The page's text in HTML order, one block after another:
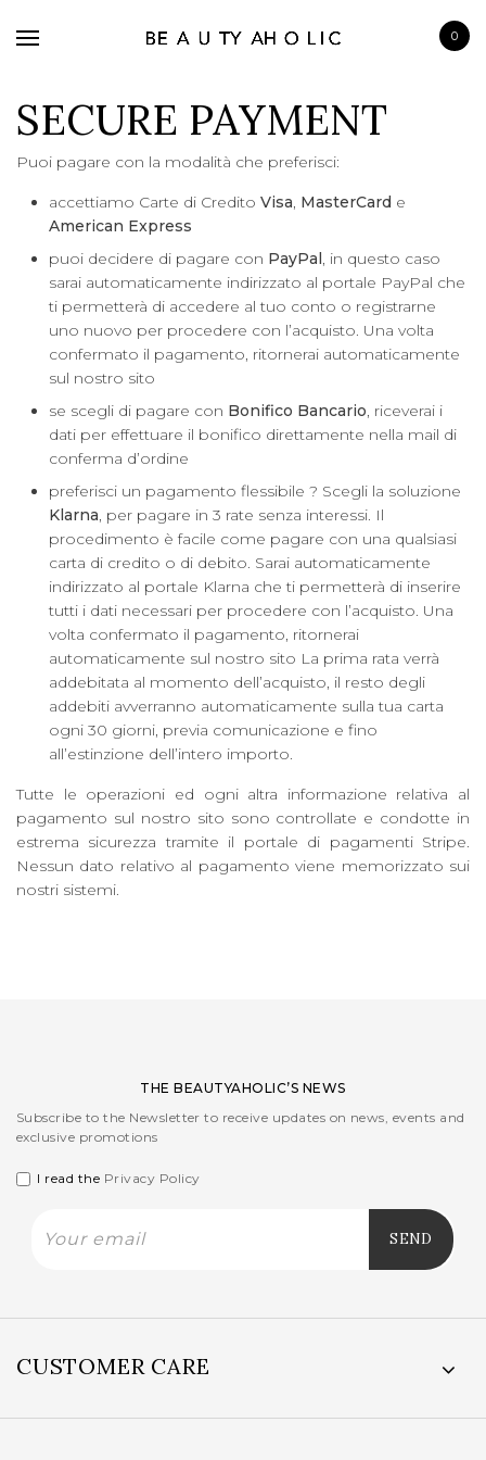
0
BRANDS
SKINCARE
MAKE UP
BATH & BODY
HAIRCARE
FRAGRANCE
LOGIN
ENG
SECURE PAYMENT
Puoi pagare con la modalità che preferisci:
accettiamo Carte di Credito Visa, MasterCard e
American Express
puoi decidere di pagare con PayPal, in questo caso
sarai automaticamente indirizzato al portale PayPal che
ti permetterà di accedere al tuo conto o registrarne
uno nuovo per procedere con l’acquisto. Una volta
confermato il pagamento, ritornerai automaticamente
sul nostro sito
se scegli di pagare con Bonifico Bancario, riceverai i
dati per effettuare il bonifico direttamente nella mail di
conferma d’ordine
preferisci un pagamento flessibile ? Scegli la soluzione
Klarna, per pagare in 3 rate senza interessi. Il
procedimento è facile come pagare con una qualsiasi
carta di credito o di debito. Sarai automaticamente
indirizzato al portale Klarna che ti permetterà di inserire
tutti i dati necessari per procedere con l’acquisto. Una
volta confermato il pagamento, ritornerai
automaticamente sul nostro sito La prima rata verrà
addebitata al momento dell’acquisto, il resto degli
addebiti avverranno automaticamente sulla tua carta
ogni 30 giorni, previa comunicazione e fino
all’estinzione dell’intero importo.
Tutte le operazioni ed ogni altra informazione relativa al
pagamento sul nostro sito sono controllate e condotte in
estrema sicurezza tramite il portale di pagamenti Stripe.
Nessun dato relativo al pagamento viene memorizzato sui
nostri sistemi.
THE BEAUTYAHOLIC’S NEWS
Subscribe to the Newsletter to receive updates on news, events and
exclusive promotions
I read the Privacy Policy
CUSTOMER CARE